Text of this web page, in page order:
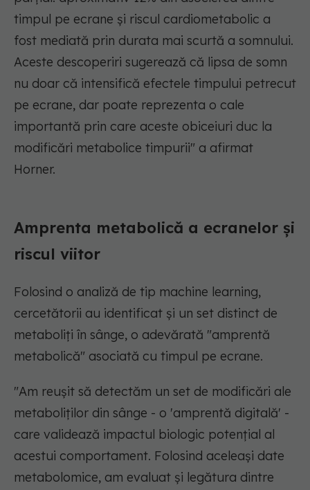
timpul pe ecrane și riscul cardiometabolic a
fost mediată prin durata mai scurtă a somnului.
Aceste descoperiri sugerează că lipsa de somn
nu doar că intensifică efectele timpului petrecut
pe ecrane, dar poate reprezenta o cale
importantă prin care aceste obiceiuri duc la
modificări metabolice timpurii" a afirmat
Horner.
Amprenta metabolică a ecranelor și
riscul viitor
Folosind o analiză de tip machine learning,
cercetătorii au identificat și un set distinct de
metaboliți în sânge, o adevărată "amprentă
metabolică" asociată cu timpul pe ecrane.
"Am reușit să detectăm un set de modificări ale
metaboliților din sânge - o 'amprentă digitală' -
care validează impactul biologic potențial al
acestui comportament. Folosind aceleași date
metabolomice, am evaluat și legătura dintre